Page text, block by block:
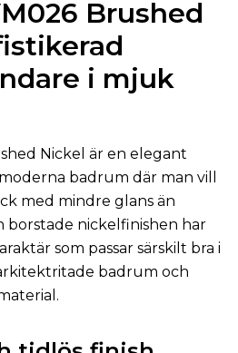
Brushed
i mjuk
Nickel är en elegant
badrum där man vill
med mindre glans än
borstade nickelfinishen har
som passar särskilt bra i
badrum och